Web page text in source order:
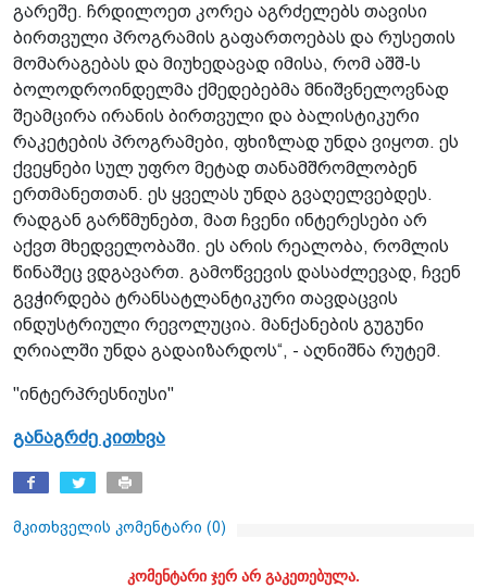
გარეშე. ჩრდილოეთ კორეა აგრძელებს თავისი
ბირთვული პროგრამის გაფართოებას და რუსეთის
მომარაგებას და მიუხედავად იმისა, რომ აშშ-ს
ბოლოდროინდელმა ქმედებებმა მნიშვნელოვნად
შეამცირა ირანის ბირთვული და ბალისტიკური
რაკეტების პროგრამები, ფხიზლად უნდა ვიყოთ. ეს
ქვეყნები სულ უფრო მეტად თანამშრომლობენ
ერთმანეთთან. ეს ყველას უნდა გვაღელვებდეს.
რადგან გარწმუნებთ, მათ ჩვენი ინტერესები არ
აქვთ მხედველობაში. ეს არის რეალობა, რომლის
წინაშეც ვდგავართ. გამოწვევის დასაძლევად, ჩვენ
გვჭირდება ტრანსატლანტიკური თავდაცვის
ინდუსტრიული რევოლუცია. მანქანების გუგუნი
ღრიალში უნდა გადაიზარდოს“, - აღნიშნა რუტემ.
"ინტერპრესნიუსი"
განაგრძე კითხვა
მკითხველის კომენტარი (0)
კომენტარი ჯერ არ გაკეთებულა.